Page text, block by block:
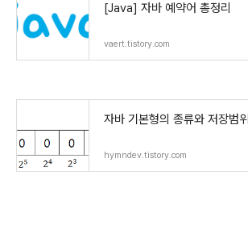
[Java] 자바 예약어 총정리
vaert.tistory.com
자바 기본형의 종류와 저장범위
hymndev.tistory.com